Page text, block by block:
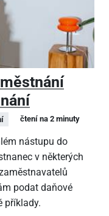
čtení na 2 minuty
nástupu do
v některých
podat daňové
příklady.